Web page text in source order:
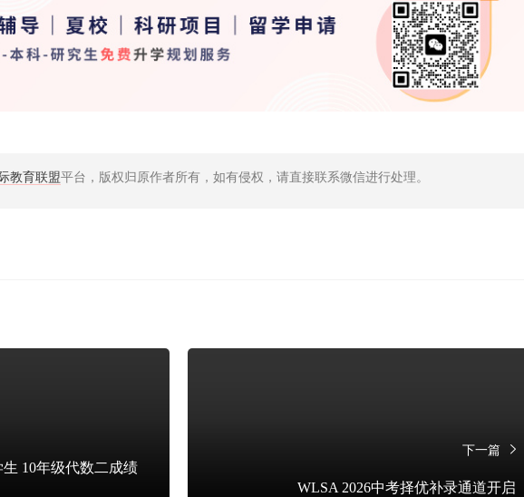
教育联盟平台，版权归原作者所有，如有侵权，请直接联系微信进行处理。
10年级代数二成绩
下一篇
WLSA 2026中考择优补录通道开启